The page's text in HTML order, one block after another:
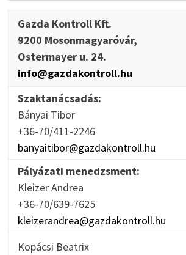
Gazda Kontroll Kft.
9200 Mosonmagyaróvár,
Ostermayer u. 24.
info@gazdakontroll.hu
Szaktanácsadás:
Bányai Tibor
+36-70/411-2246
banyaitibor@gazdakontroll.hu
Pályázati menedzsment:
Kleizer Andrea
+36-70/639-7625
kleizerandrea@gazdakontroll.hu
Kopácsi Beatrix